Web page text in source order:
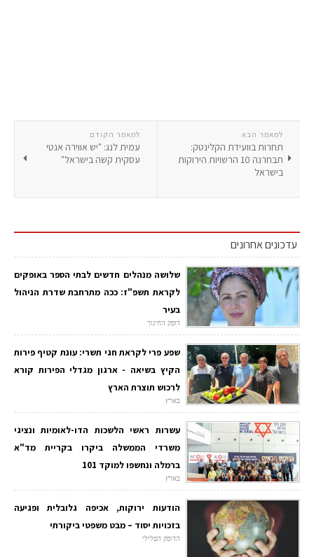
למאמר הקודם
עמית לנג: "יש אווירה אנטי
עסקית קשה בישראל"
למאמר הבא
תחרות בוועידת הקלינטק:
תבחרנה 10 הרשויות הירוקות
בישראל
עדכונים אחרונים
שלושה מנהלים חדשים לבתי הספר באופקים
לקראת תשפ"ז: ככה מתרחבת שדרת הניהול
בעיר
דופק החינוך
שפע פרי לקראת חגי תשרי: עונת קטיף פירות
הקיץ בשיאה - ארגון מגדלי הפירות קורא
לרכוש תוצרת הארץ
בארץ
עשרות ראשי הלשכות הדו-לאומיות ונציגי
משרדי הממשלה ביקרו בקריית מד"א
ברמלה ונחשפו למוקד 101
בארץ
הודעות ירוקות, אכיפה גלובלית ופגיעה
בזכויות יסוד – מבט משפטי ביקורתי
הדופק הפלילי